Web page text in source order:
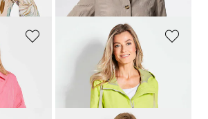
Veste technique décontractée.
139,00 CHF219,00 CHF